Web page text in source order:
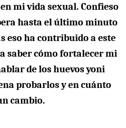
mi vida sexual. Confieso
hasta el último minuto
eso ha contribuido a este
saber cómo fortalecer mi
de los huevos yoni
probarlos y en cuánto
cambio.